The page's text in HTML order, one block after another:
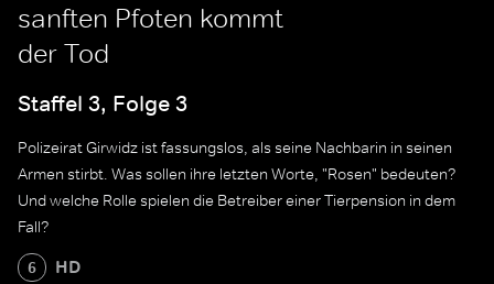
sanften Pfoten kommt
der Tod
Staffel 3, Folge 3
Polizeirat Girwidz ist fassungslos, als seine Nachbarin in seinen
Armen stirbt. Was sollen ihre letzten Worte, "Rosen" bedeuten?
Und welche Rolle spielen die Betreiber einer Tierpension in dem
Fall?
6 HD